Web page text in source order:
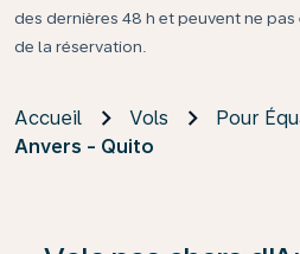
des dernières 48 h et peuvent ne
de la réservation.
Accueil Vols
Pour
Anvers - Quito